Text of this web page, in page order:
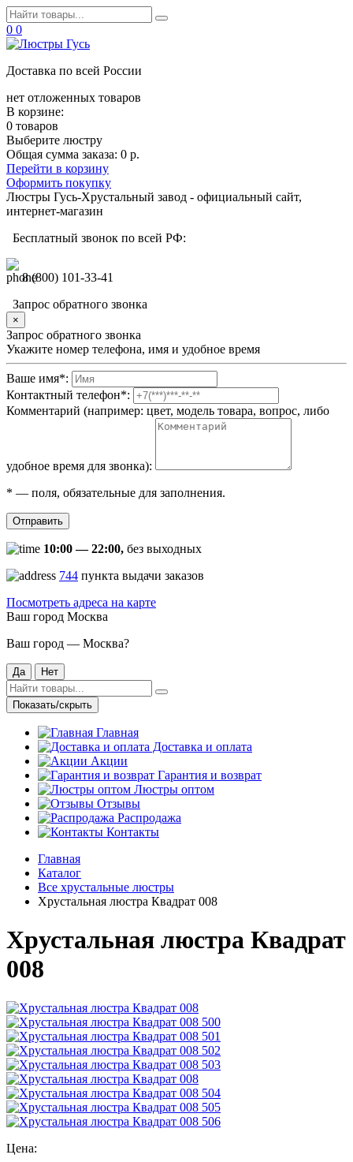
0 0
Доставка по всей России
нет отложенных товаров
В корзине:
0 товаров
Выберите люстру
Общая сумма заказа: 0 р.
Перейти в корзину
Оформить покупку
Люстры Гусь-Хрустальный завод - официальный сайт,
интернет-магазин
Бесплатный звонок по всей РФ:
8 (800) 101-33-41
Запрос обратного звонка
×
Запрос обратного звонка
Укажите номер телефона, имя и удобное время
Ваше имя*:
Контактный телефон*:
Комментарий (например: цвет, модель товара, вопрос, либо
удобное время для звонка):
* — поля, обязательные для заполнения.
Отправить
10:00 — 22:00, без выходных
744 пункта выдачи заказов
Посмотреть адреса на карте
Ваш город Москва
Ваш город — Москва?
Да Нет
Показать/скрыть
Главная
Доставка и оплата
Акции
Гарантия и возврат
Люстры оптом
Отзывы
Распродажа
Контакты
Главная
Каталог
Все хрустальные люстры
Хрустальная люстра Квадрат 008
Хрустальная люстра Квадрат
008
Цена: